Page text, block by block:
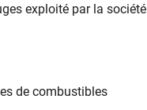
exploité par la société
de combustibles